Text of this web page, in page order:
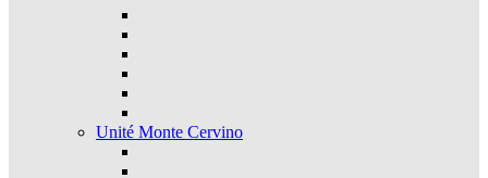
Unité Monte Cervino